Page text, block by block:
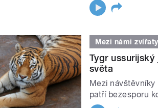
Mezi námi zvířaty
Tygr
světa
Mezi
patří bezesporu